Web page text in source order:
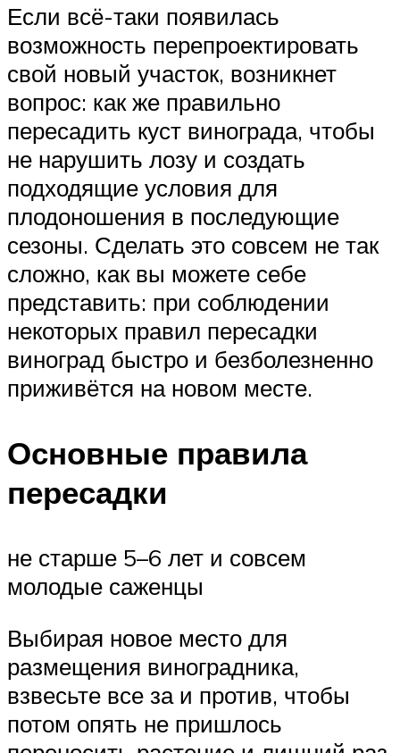
Если всё-таки появилась
возможность перепроектировать
свой новый участок, возникнет
вопрос: как же правильно
пересадить куст винограда, чтобы
не нарушить лозу и создать
подходящие условия для
плодоношения в последующие
сезоны. Сделать это совсем не так
сложно, как вы можете себе
представить: при соблюдении
некоторых правил пересадки
виноград быстро и безболезненно
приживётся на новом месте.
Основные правила
пересадки
не старше 5–6 лет и совсем
молодые саженцы
Выбирая новое место для
размещения виноградника,
взвесьте все за и против, чтобы
потом опять не пришлось